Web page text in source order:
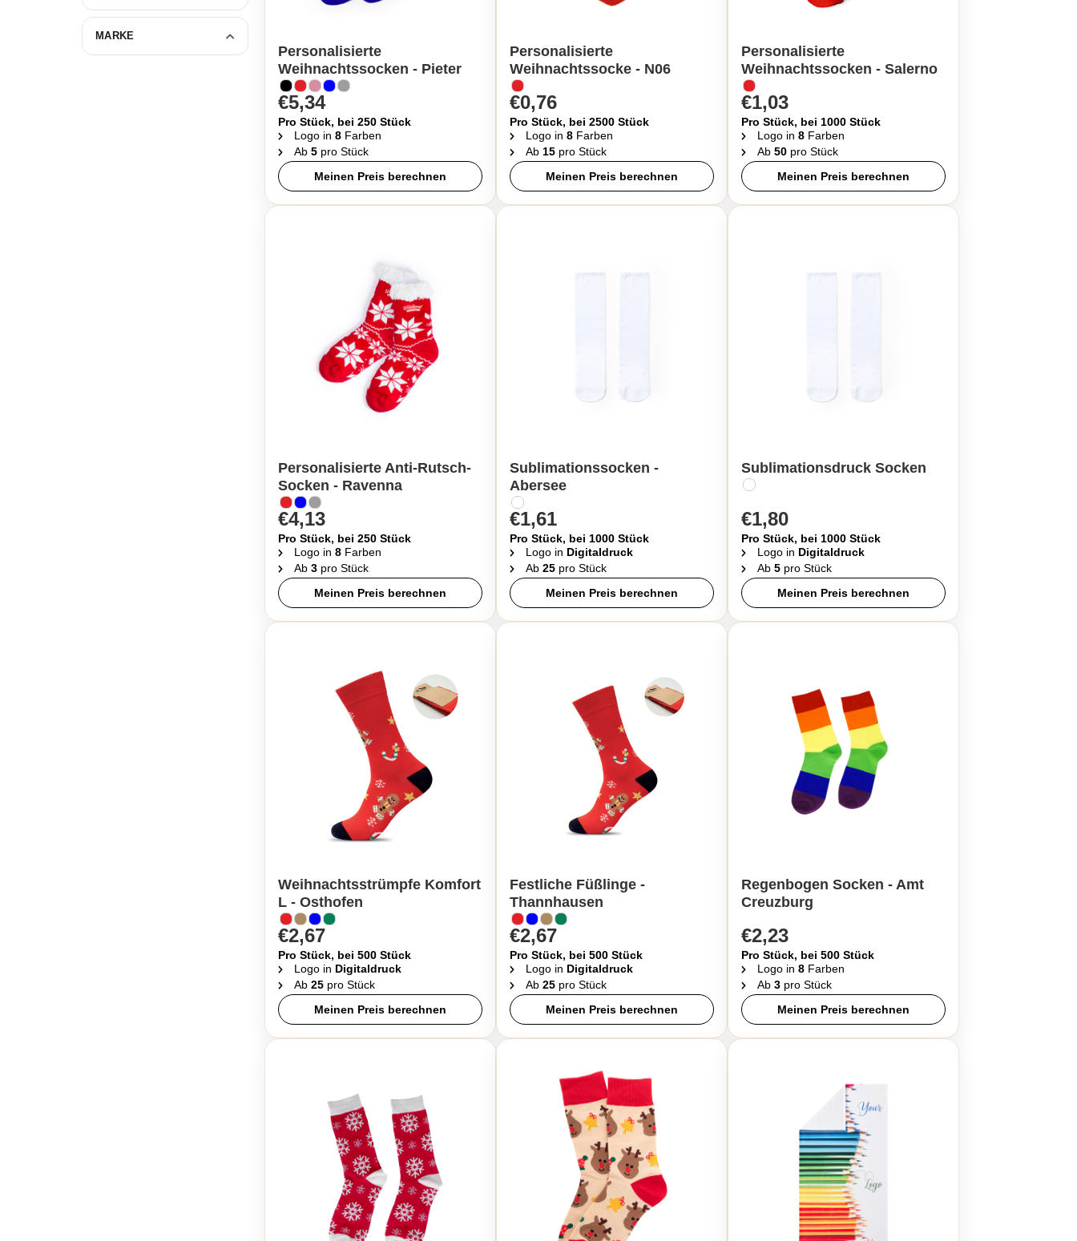
MARKE
Personalisierte
Weihnachtssocken - Pieter
€5,34
Pro Stück, bei 250 Stück
Logo in 8 Farben
Ab 5 pro Stück
Meinen Preis berechnen
Personalisierte
Weihnachtssocke - N06
€0,76
Pro Stück, bei 2500 Stück
Logo in 8Farben
Ab 15pro Stück
Meinen Preis berechnen
Personalisierte
Weihnachtssocken - Salerno
€1,03
Pro Stück, bei 1000 Stück
Logo in 8Farben
Ab 50pro Stück
Meinen Preis berechnen
Personalisierte Anti-Rutsch-
Socken - Ravenna
€4,13
Pro Stück, bei 250 Stück
Logo in 8 Farben
Ab 3 pro Stück
Meinen Preis berechnen
Sublimationssocken -
Abersee
€1,61
Pro Stück, bei 1000 Stück
Logo in Digitaldruck
Ab 25pro Stück
Meinen Preis berechnen
Sublimationsdruck Socken
€1,80
Pro Stück, bei 1000 Stück
Logo in Digitaldruck
Ab 5pro Stück
Meinen Preis berechnen
Weihnachtsstrümpfe Komfort
L - Osthofen
€2,67
Pro Stück, bei 500 Stück
Logo in Digitaldruck
Ab 25 pro Stück
Meinen Preis berechnen
Festliche Füßlinge -
Thannhausen
€2,67
Pro Stück, bei 500 Stück
Logo in Digitaldruck
Ab 25pro Stück
Meinen Preis berechnen
Regenbogen Socken - Amt
Creuzburg
€2,23
Pro Stück, bei 500 Stück
Logo in 8Farben
Ab 3pro Stück
Meinen Preis berechnen